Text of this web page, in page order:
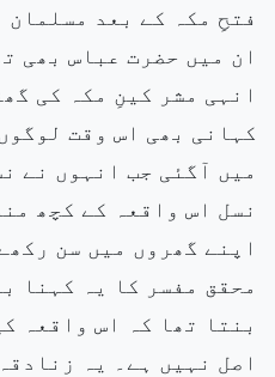
فتحِ مکہ کے بعد مسلمان
ان میں حضرت عباس بھی
انہی مشر کینِ مکہ کی
کہانی بھی اس وقت
میں آگئی جب انہوں نے
نسل اس واقعہ کے کچھ
اپنے گھروں میں سن رکھے
محقق مفسر کا یہ کہنا
بنتا تھا کہ اس واقعہ
اصل نہیں ہے۔ یہ